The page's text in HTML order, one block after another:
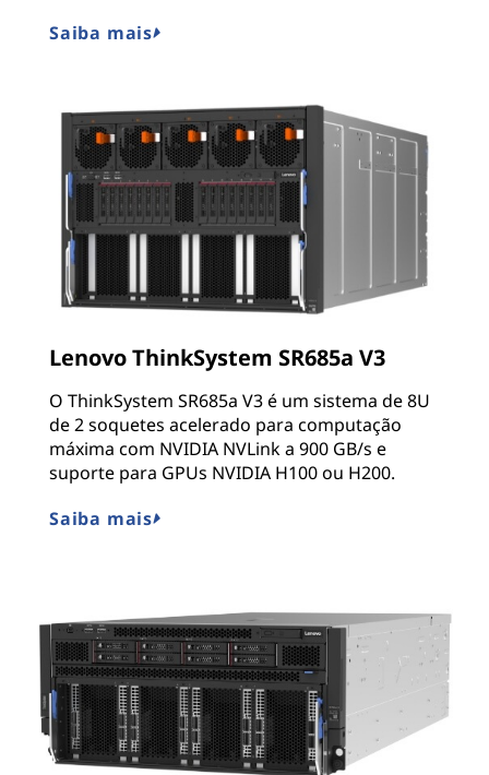
Saiba mais
Lenovo ThinkSystem SR685a V3
O ThinkSystem SR685a V3 é um sistema de 8U
de 2 soquetes acelerado para computação
máxima com NVIDIA NVLink a 900 GB/s e
suporte para GPUs NVIDIA H100 ou H200.
Saiba mais